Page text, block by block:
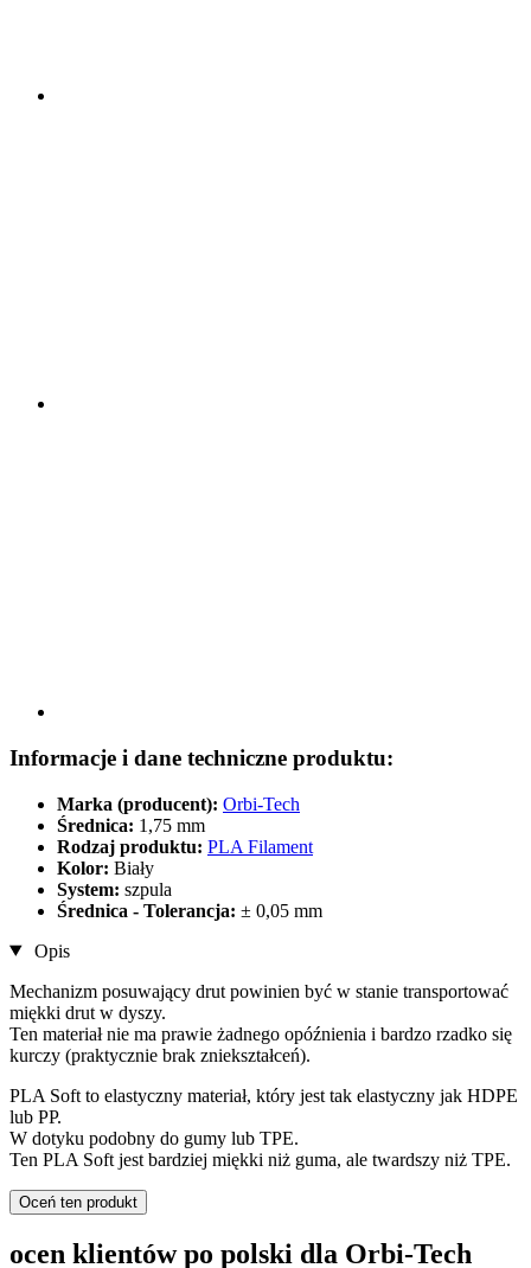
Informacje i dane techniczne produktu:
Marka (producent): Orbi-Tech
Średnica: 1,75 mm
Rodzaj produktu: PLA Filament
Kolor: Biały
System: szpula
Średnica - Tolerancja: ± 0,05 mm
Opis
Mechanizm posuwający drut powinien być w stanie transportować
miękki drut w dyszy.
Ten materiał nie ma prawie żadnego opóźnienia i bardzo rzadko się
kurczy (praktycznie brak zniekształceń).
PLA Soft to elastyczny materiał, który jest tak elastyczny jak HDPE
lub PP.
W dotyku podobny do gumy lub TPE.
Ten PLA Soft jest bardziej miękki niż guma, ale twardszy niż TPE.
Oceń ten produkt
ocen klientów po polski dla Orbi-Tech